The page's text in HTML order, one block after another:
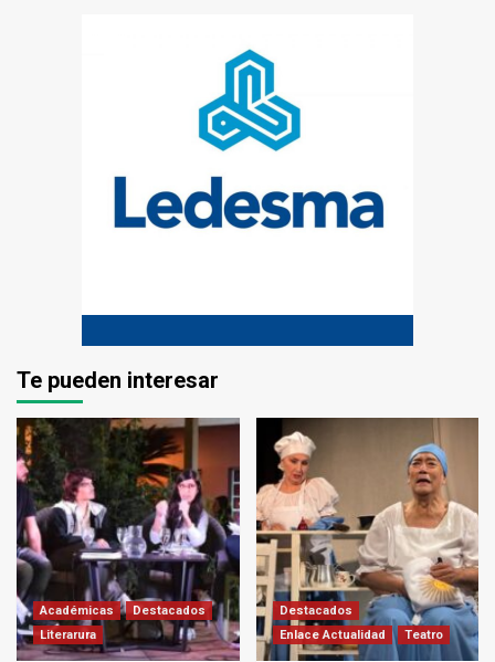
Te pueden interesar
Académicas
Destacados
Literarura
Destacados
Enlace Actualidad
Teatro